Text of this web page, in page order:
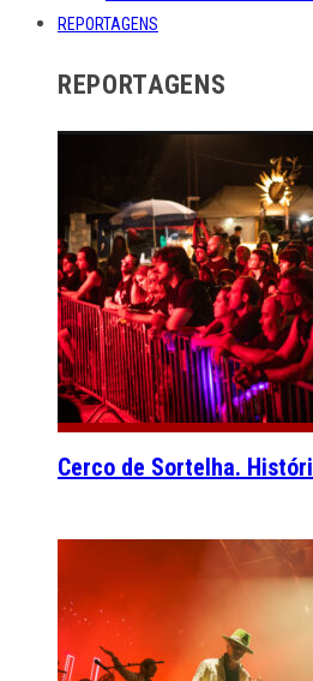
REPORTAGENS
REPORTAGENS
Cerco de Sortelha.